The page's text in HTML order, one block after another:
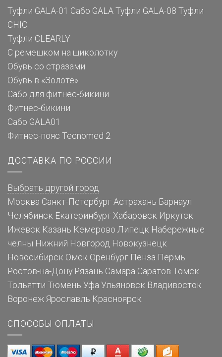
Туфли GALA-01 Сабо GALA Туфли GALA-08 Туфли
CHIC
Туфли CLEARLY
С ремешком на щиколотку
Обувь со стразами
Обувь в «Золоте»
Сабо для фитнес-бикини
Фитнес-бикини
Сабо GALA01
Фитнес-пояс Tecnomed 2
ДОСТАВКА ПО РОССИИ
Выбрать другой город
Москва Санкт-Петербург Астрахань Барнаул
Челябинск Екатеринбург Хабаровск Иркутск
Ижевск Казань Кемерово Липецк Набережные
челны Нижний Новгород Новокузнецк
Новосибирск Омск Оренбург Пенза Пермь
Ростов-на-Дону Рязань Самара Саратов Томск
Тольятти Тюмень Уфа Ульяновск Владивосток
Воронеж Ярославль Красноярск
СПОСОБЫ ОПЛАТЫ